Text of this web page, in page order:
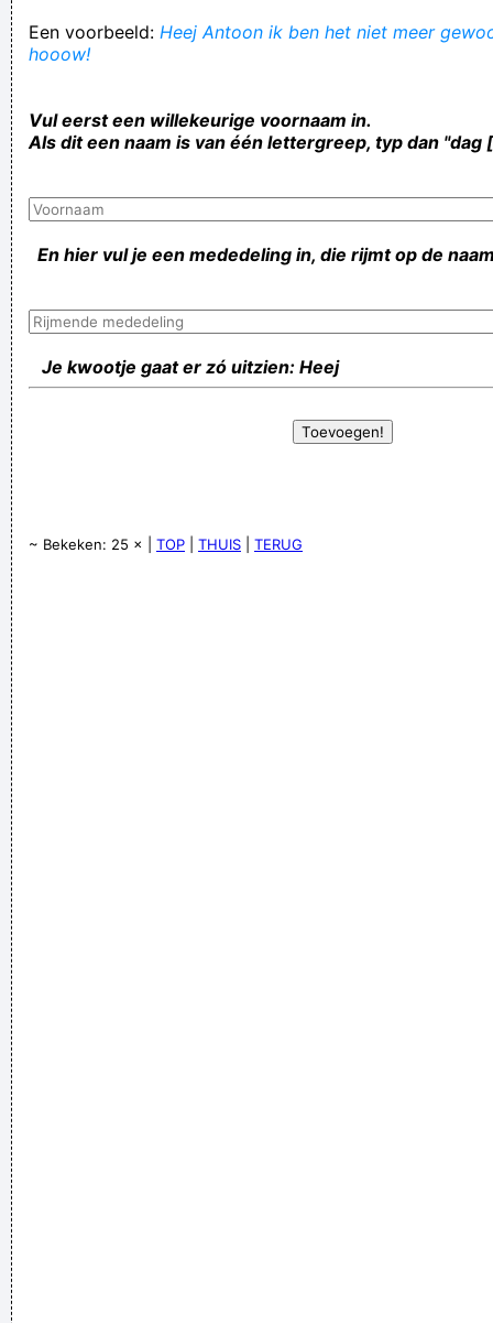
Een voorbeeld: Heej Antoon ik ben het niet meer
hooow!
Vul eerst een willekeurige voornaam in.
Als dit een naam is van één lettergreep, typ dan "dag
En hier vul je een mededeling in, die rijmt op de
Je kwootje gaat er zó uitzien: Heej
~ Bekeken: 25 × | TOP THUIS TERUG